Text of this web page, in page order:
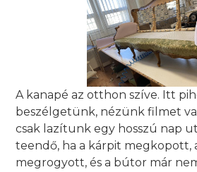
A kanapé az otthon szíve. Itt
beszélgetünk, nézünk filmet
csak lazítunk egy hosszú nap
teendő, ha a kárpit megkopott,
megrogyott, és a bútor már